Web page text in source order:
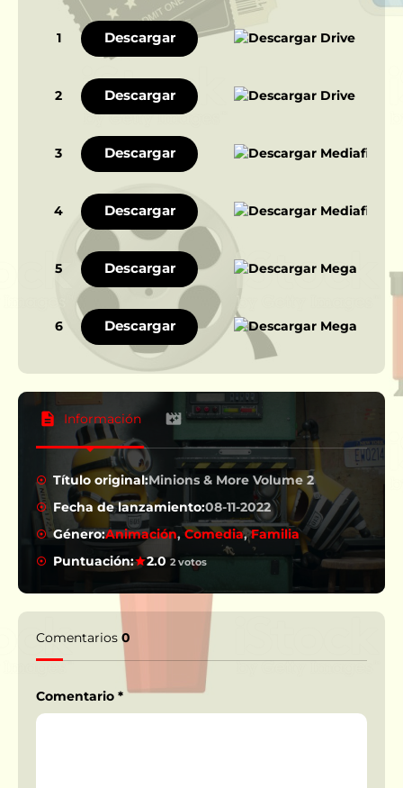
1 Descargar
2 Descargar
3 Descargar
4 Descargar
5 Descargar
6 Descargar
Información
Título original:Minions & More Volume 2
Fecha de lanzamiento:08-11-2022
Género:Animación,Comedia,Familia
Puntuación:
2.0 2 votos
Comentarios 0
Comentario *